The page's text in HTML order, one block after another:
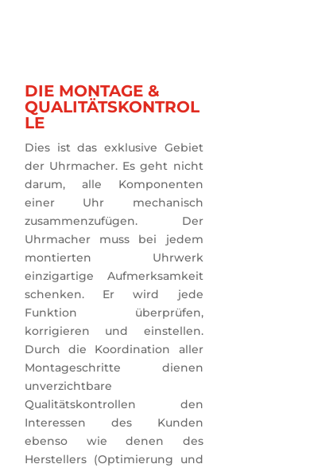
DIE MONTAGE &
QUALITÄTSKONTROL
LE
Dies ist das exklusive Gebiet
der Uhrmacher. Es geht nicht
darum, alle Komponenten
einer Uhr mechanisch
zusammenzufügen. Der
Uhrmacher muss bei jedem
montierten Uhrwerk
einzigartige Aufmerksamkeit
schenken. Er wird jede
Funktion überprüfen,
korrigieren und einstellen.
Durch die Koordination aller
Montageschritte dienen
unverzichtbare
Qualitätskontrollen den
Interessen des Kunden
ebenso wie denen des
Herstellers (Optimierung und